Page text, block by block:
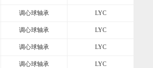
调心球轴承 LYC
调心球轴承 LYC
调心球轴承 LYC
调心球轴承 LYC